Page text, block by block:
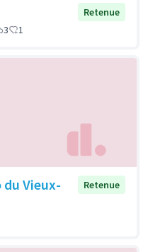
Retenue
3 1
du Vieux-
Retenue